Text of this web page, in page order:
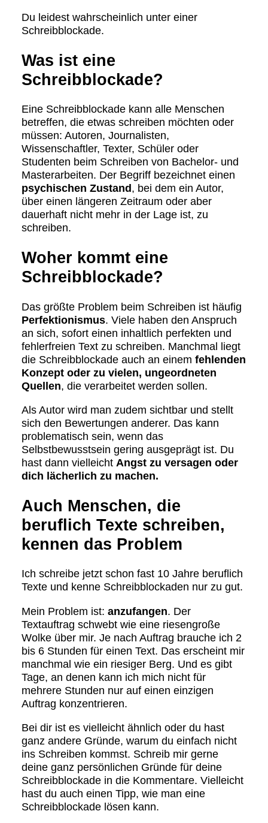
Du leidest wahrscheinlich unter einer
Schreibblockade.
Was ist eine
Schreibblockade?
Eine Schreibblockade kann alle Menschen
betreffen, die etwas schreiben möchten oder
müssen: Autoren, Journalisten,
Wissenschaftler, Texter, Schüler oder
Studenten beim Schreiben von Bachelor- und
Masterarbeiten. Der Begriff bezeichnet einen
psychischen Zustand, bei dem ein Autor,
über einen längeren Zeitraum oder aber
dauerhaft nicht mehr in der Lage ist, zu
schreiben.
Woher kommt eine
Schreibblockade?
Das größte Problem beim Schreiben ist häufig
Perfektionismus. Viele haben den Anspruch
an sich, sofort einen inhaltlich perfekten und
fehlerfreien Text zu schreiben. Manchmal liegt
die Schreibblockade auch an einemfehlenden
Konzept oder zu vielen, ungeordneten
Quellen, die verarbeitet werden sollen.
Als Autor wird man zudem sichtbar und stellt
sich den Bewertungen anderer. Das kann
problematisch sein, wenn das
Selbstbewusstsein gering ausgeprägt ist. Du
hast dann vielleicht Angst zu versagen oder
dich lächerlich zu machen.
Auch Menschen, die
beruflich Texte schreiben,
kennen das Problem
Ich schreibe jetzt schon fast 10 Jahre beruflich
Texte und kenne Schreibblockaden nur zu gut.
Mein Problem ist:anzufangen. Der
Textauftrag schwebt wie eine riesengroße
Wolke über mir. Je nach Auftrag brauche ich 2
bis 6 Stunden für einen Text. Das erscheint mir
manchmal wie ein riesiger Berg. Und es gibt
Tage, an denen kann ich mich nicht für
mehrere Stunden nur auf einen einzigen
Auftrag konzentrieren.
Bei dir ist es vielleicht ähnlich oder du hast
ganz andere Gründe, warum du einfach nicht
ins Schreiben kommst. Schreib mir gerne
deine ganz persönlichen Gründe für deine
Schreibblockade in die Kommentare. Vielleicht
hast du auch einen Tipp, wie man eine
Schreibblockade lösen kann.